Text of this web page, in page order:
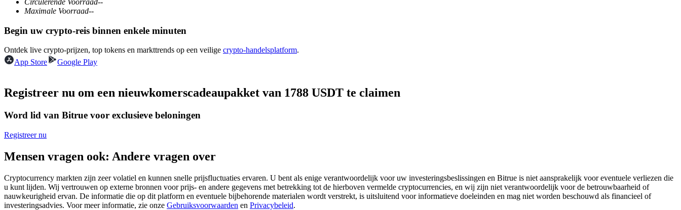
Derivaten voor aandelen, forex, edelmetalen en grondstoffen
USDC-futures
Futures met USDC als onderpand
Circulerende Voorraad--
Maximale Voorraad--
Begin uw crypto-reis binnen enkele minuten
Ontdek live crypto-prijzen, top tokens en markttrends op een veilige crypto-handelsplatform.
App Store
Google Play
Registreer nu om een nieuwkomerscadeaupakket van 1788 USDT te claimen
Word lid van Bitrue voor exclusieve beloningen
Registreer nu
Mensen vragen ook: Andere vragen over
Cryptocurrency markten zijn zeer volatiel en kunnen snelle prijsfluctuaties ervaren. U bent als enige verantwoordelijk voor uw investeringsbeslissingen en Bitrue is niet aansprakelijk voor eventuele verliezen die
u kunt lijden. Wij vertrouwen op externe bronnen voor prijs- en andere gegevens met betrekking tot de hierboven vermelde cryptocurrencies, en wij zijn niet verantwoordelijk voor de betrouwbaarheid of
nauwkeurigheid ervan. De informatie die op dit platform en eventuele bijbehorende materialen wordt verstrekt, is uitsluitend voor informatieve doeleinden en mag niet worden beschouwd als financieel of
investeringsadvies. Voor meer informatie, zie onze Gebruiksvoorwaarden en Privacybeleid.